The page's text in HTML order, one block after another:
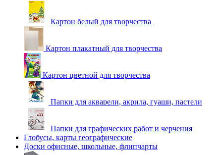
Картон белый для творчества
Картон плакатный для творчества
Картон цветной для творчества
Папки для акварели, акрила, гуаши, пастели
Папки для графических работ и черчения
Глобусы, карты географические
Доски офисные, школьные, флипчарты